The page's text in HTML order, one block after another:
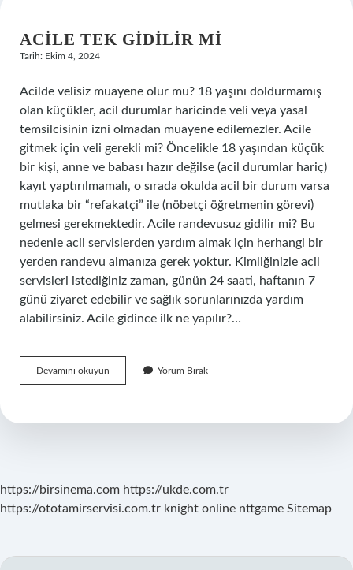
ACILE TEK GIDILIR MI
Tarih: Ekim 4, 2024
Acilde velisiz muayene olur mu? 18 yaşını doldurmamış
olan küçükler, acil durumlar haricinde veli veya yasal
temsilcisinin izni olmadan muayene edilemezler. Acile
gitmek için veli gerekli mi? Öncelikle 18 yaşından küçük
bir kişi, anne ve babası hazır değilse (acil durumlar hariç)
kayıt yaptırılmamalı, o sırada okulda acil bir durum varsa
mutlaka bir “refakatçi” ile (nöbetçi öğretmenin görevi)
gelmesi gerekmektedir. Acile randevusuz gidilir mi? Bu
nedenle acil servislerden yardım almak için herhangi bir
yerden randevu almanıza gerek yoktur. Kimliğinizle acil
servisleri istediğiniz zaman, günün 24 saati, haftanın 7
günü ziyaret edebilir ve sağlık sorunlarınızda yardım
alabilirsiniz. Acile gidince ilk ne yapılır?…
Devamını okuyun
Tek
Yorum Bırak
https://birsinema.com https://ukde.com.tr
https://ototamirservisi.com.tr knight online nttgame Sitemap